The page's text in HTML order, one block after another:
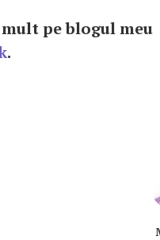
mult pe blogul meu
.